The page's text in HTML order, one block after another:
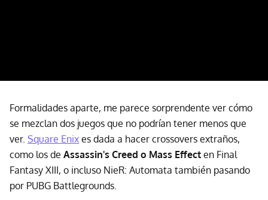
Formalidades aparte, me parece sorprendente ver cómo
se mezclan dos juegos que no podrían tener menos que
ver. Square Enix es dada a hacer crossovers extraños,
como los de Assassin's Creed o Mass Effect en Final
Fantasy XIII, o incluso NieR: Automata también pasando
por PUBG Battlegrounds.